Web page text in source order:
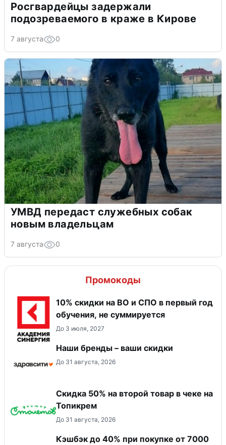
Росгвардейцы задержали
подозреваемого в краже в Кирове
7 августа 0
УМВД передаст служебных собак
новым владельцам
7 августа 0
Промокоды
10% скидки на ВО и СПО в первый год
обучения, не суммируется
До 3 июля, 2027
Наши бренды – ваши скидки
До 31 августа, 2026
Скидка 50% на второй товар в чеке на
Топикрем
До 31 августа, 2026
Кэшбэк до 40% при покупке от 7000